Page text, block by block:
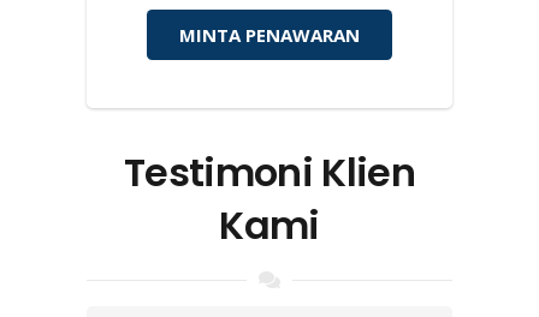
MINTA PENAWARAN
Testimoni Klien
Kami